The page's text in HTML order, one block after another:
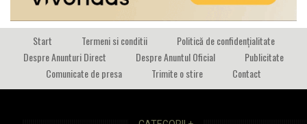
Start Termeni si conditii
Politică de confidențialitate
Despre Anunturi Direct
Despre Anuntul Oficial
Publicitate
Comunicate de presa
Trimite o stire Contact